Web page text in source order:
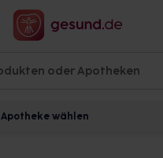
Apotheke wählen